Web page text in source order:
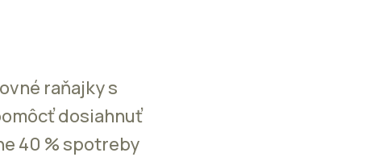
raňajky s
dosiahnuť
40 % spotreby